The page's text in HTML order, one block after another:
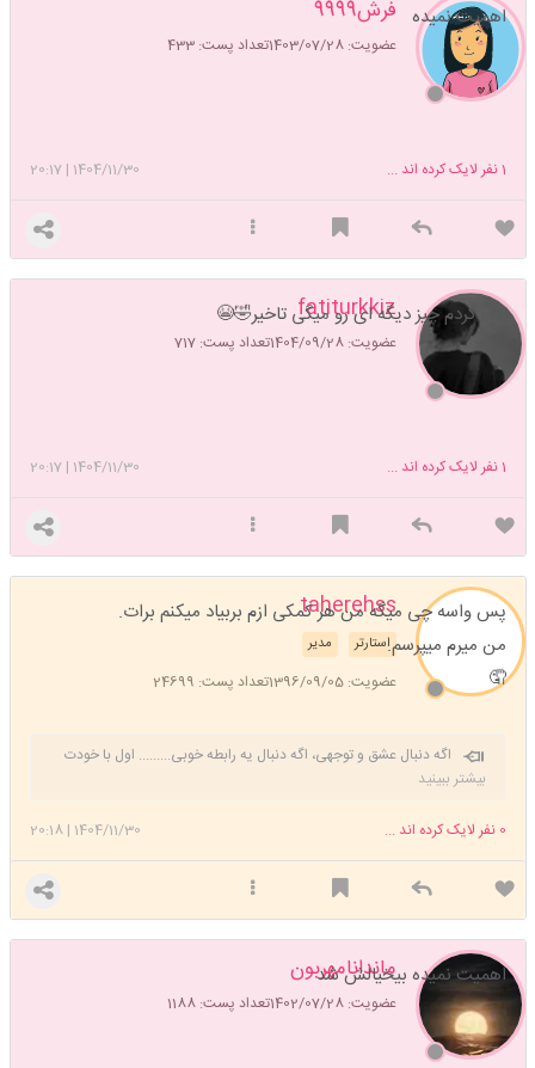
فرش9999
عضویت: 1403/07/28 تعداد پست: 433
اهمیت نمیده
1404/11/30
|
20:17 1نفر لایک کرده اند ...
fatiturkkiz
عضویت: 1404/09/28 تعداد پست: 717
فک کردم چیز دیگه ای رو میگی تاخیر🤣😭
1404/11/30
|
20:17 1نفر لایک کرده اند ...
taherehss
مدیر استارتر
عضویت: 1396/09/05 تعداد پست: 24699
پس واسه چی میگه من هر کمکی ازم بربیاد میکنم برات.
من میرم میپرسم.
🤦
اگه دنبال عشق و توجهی، اگه دنبال یه رابطه خوبی......... اول با خودت
وارد رابطه عاشقانه شو. خودتو بغل کن، به خودت اهمیت بده، برا خودت
خودت عاشق خودت بشی ❤️😊❤️
بیشتر ببینید
1404/11/30
|
20:18 0 نفر لایک کرده اند ...
ماندانامهربون
عضویت: 1402/07/28 تعداد پست: 1188
اهمیت نمیده بیخیالش شد